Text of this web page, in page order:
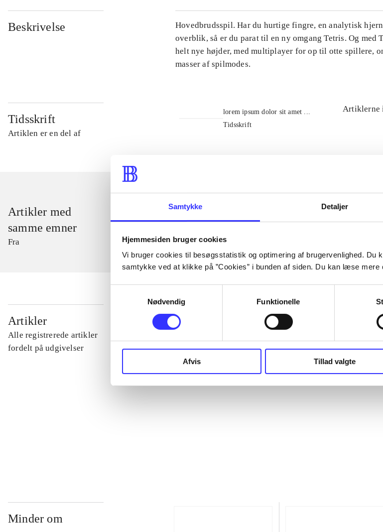
Samtykke Detaljer
Hjemmesiden bruger cookies
Vi bruger cookies til besøgsstatistik og optimering af brugervenlighed.
samtykke ved at klikke på ”Cookies” i bunden af siden. Du kan læse mere
Nødvendig
Funktionelle
Afvis Tillad valgte
Beskrivelse
Hovedbrudsspil. Har du hurtige fingre, en analytisk
overblik, så er du parat til en ny omgang Tetris. Og med
helt nye højder, med multiplayer for op til otte spillere,
masser af spilmodes.
Tidsskrift
Artiklen er en del af
lorem ipsum dolor sit amet ...
Tidsskrift
Artiklerne
Artikler med
samme emner
Fra
Artikler
Alle registrerede artikler
fordelt på udgivelser
...
Minder om